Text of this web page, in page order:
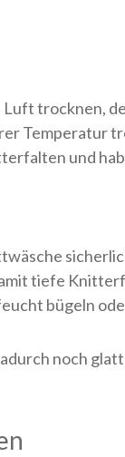
trocknen,
Temperatur
und
tiefe
bügeln
noch